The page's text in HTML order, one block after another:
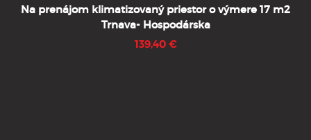
Na prenájom klimatizovaný priestor o výmere 17 m2
Trnava- Hospodárska
139,40 €